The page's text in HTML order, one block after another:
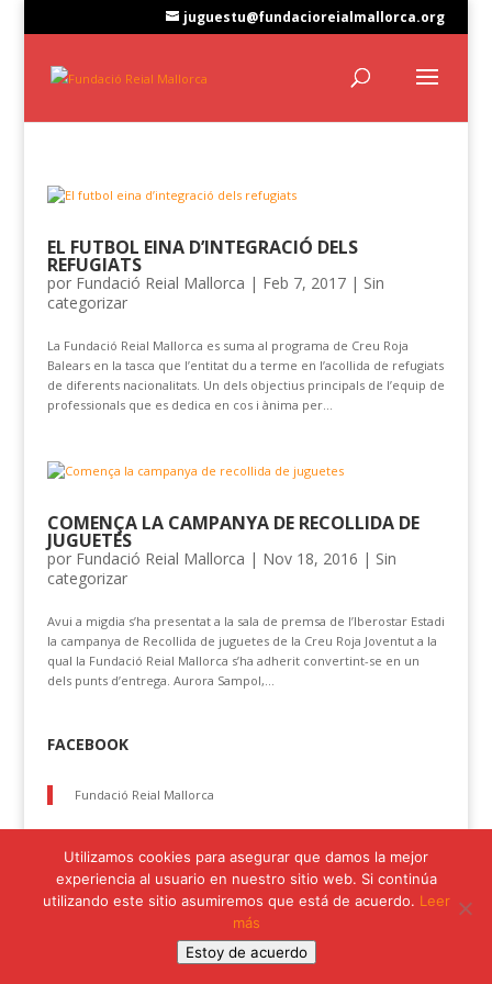
juguestu@fundacioreialmallorca.org
EL FUTBOL EINA D’INTEGRACIÓ DELS
REFUGIATS
por Fundació Reial Mallorca | Feb 7, 2017| Sin
categorizar
La Fundació Reial Mallorca es suma al programa de Creu Roja
Balears en la tasca que l’entitat du a terme en l’acollida de refugiats
de diferents nacionalitats. Un dels objectius principals de l’equip de
professionals que es dedica en cos i ànima per...
COMENÇA LA CAMPANYA DE RECOLLIDA DE
JUGUETES
por Fundació Reial Mallorca | Nov 18, 2016 | Sin
categorizar
Avui a migdia s’ha presentat a la sala de premsa de l’Iberostar Estadi
la campanya de Recollida de juguetes de la Creu Roja Joventut a la
qual la Fundació Reial Mallorca s’ha adherit convertint-se en un
dels punts d’entrega. Aurora Sampol,...
FACEBOOK
Fundació Reial Mallorca
Política de Privacidad
Política de Cookies
Avisos Legales
Estatutos
Objetivos de Desarrollo Sostenible
Utilizamos cookies para asegurar que damos la mejor
experiencia al usuario en nuestro sitio web. Si continúa
utilizando este sitio asumiremos que está de acuerdo. Leer
más
Estoy de acuerdo